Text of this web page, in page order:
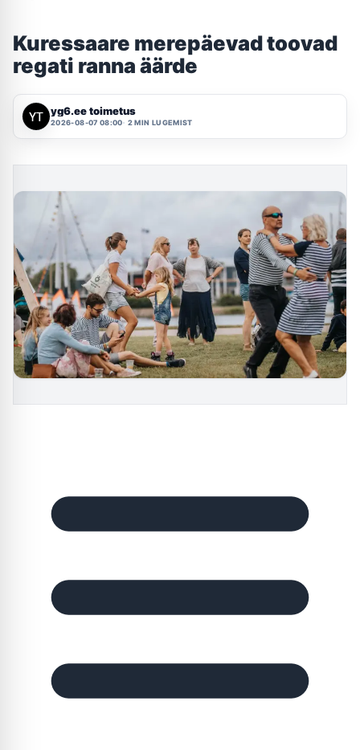
Kuressaare merepäevad toovad
regati ranna äärde
yg6.ee toimetus
2026-08-07 08:00 2 MIN LUGEMIST